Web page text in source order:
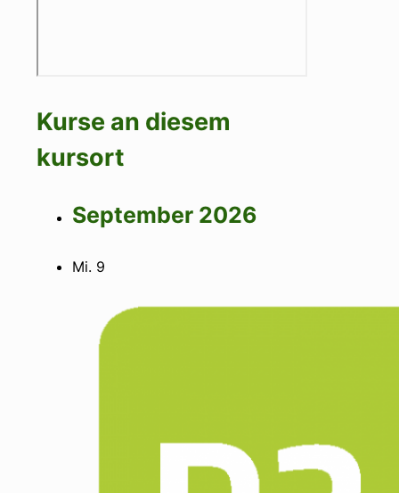
Kurse an diesem
kursort
September 2026
Mi. 9